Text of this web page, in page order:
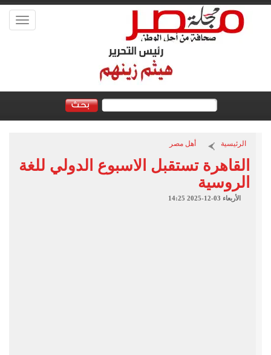
Toggle
الرئيسية أهل مصر
القاهرة تستقبل الاسبوع الدولي للغة
الروسية
الأربعاء 03-12-2025 14:25